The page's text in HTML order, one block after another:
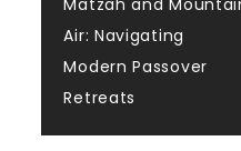
Matzah and
Air: Navigating
Modern Passover
Retreats